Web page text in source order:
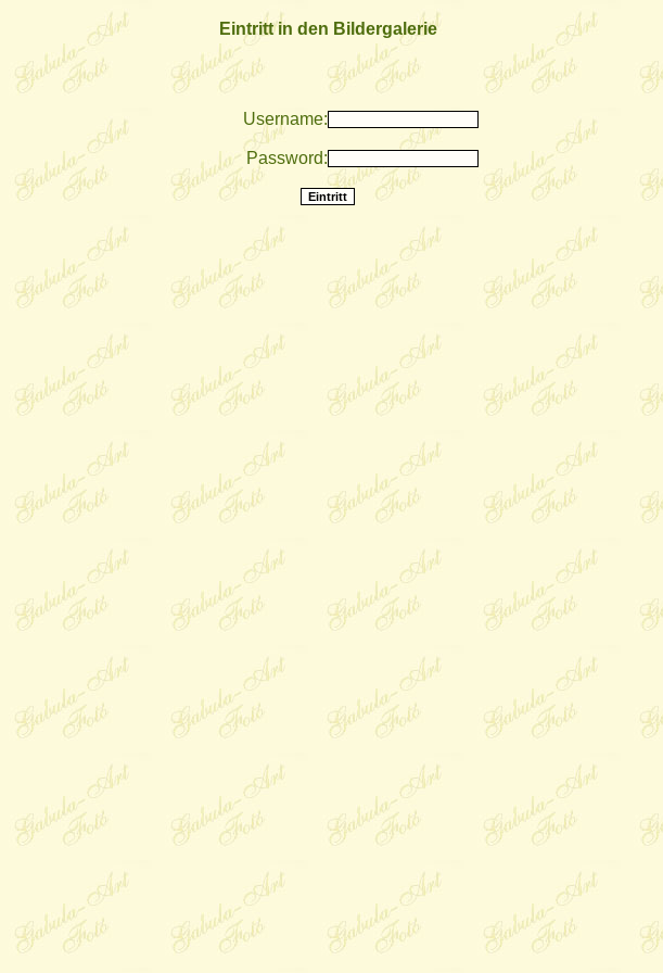
Eintritt in den Bildergalerie
Username:
Password: